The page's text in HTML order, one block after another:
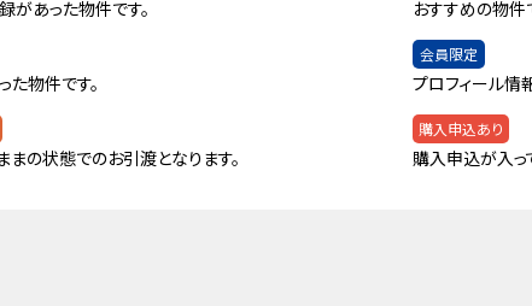
があった物件です。 おすすめの物件
物件です。
会員限定
プロフィール情
の状態でのお引渡となります。
購入申込あり
購入申込が入っ